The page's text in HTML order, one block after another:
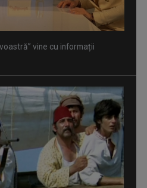
vine cu informații